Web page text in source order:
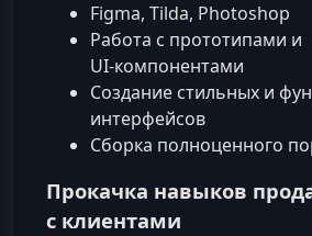
Figma, Tilda, Photoshop
Работа с прототипами и
UI‑компонентами
Создание стильных и
интерфейсов
Сборка полноценного
Прокачка навыков
с клиентами